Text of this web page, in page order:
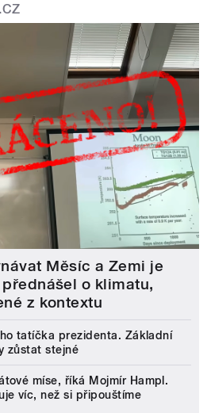
Měsíc a Zemi je
o klimatu,
z kontextu
tatíčka prezidenta. Základní
zůstat stejné
míse, říká Mojmír Hampl.
víc, než si připouštíme